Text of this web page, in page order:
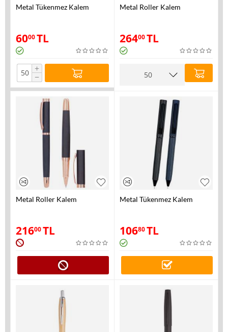
Metal Tükenmez Kalem
6000TL
+
−
Metal Roller Kalem
26400TL
Metal Roller Kalem
21600TL
Metal Tükenmez Kalem
10680TL